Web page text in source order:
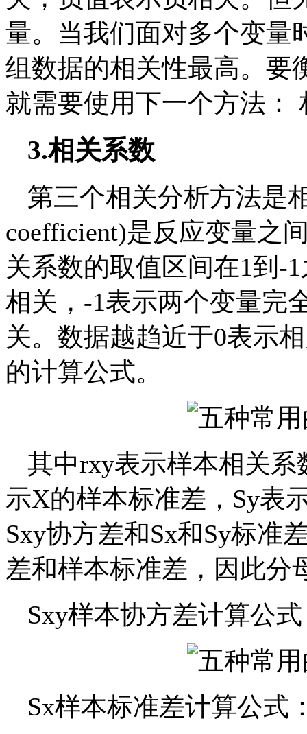
量。当我们面对多个变量
组数据的相关性最高。要
就需要使用下一个方法：
3.相关系数
第三个相关分析方法是
coefficient)是反应变量之
关系数的取值区间在1到-
相关，-1表示两个变量完
关。数据越趋近于0表示
的计算公式。
其中rxy表示样本相关系
示X的样本标准差，Sy表
Sxy协方差和Sx和Sy标准
差和样本标准差，因此分
Sxy样本协方差计算公
Sx样本标准差计算公式